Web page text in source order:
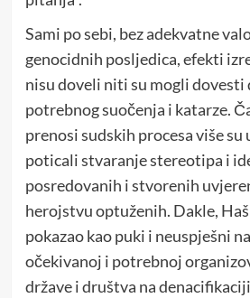
Sami po sebi, bez adekvatne
genocidnih posljedica, efekti
nisu doveli niti su mogli dovesti
potrebnog suočenja i katarze.
prenosi sudskih procesa više su
poticali stvaranje stereotipa i
posredovanih i stvorenih
herojstvu optuženih. Dakle,
pokazao kao puki i neuspješni
očekivanoj i potrebnoj
države i društva na